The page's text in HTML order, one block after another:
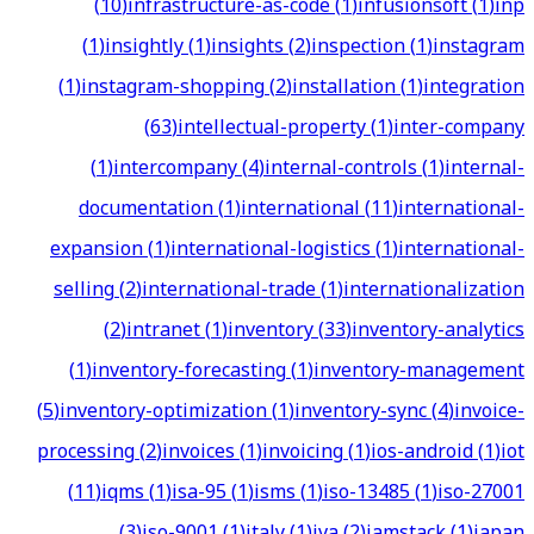
(1)insightly(1)insights(2)inspection(1)instagram
(1)instagram-shopping(2)installation(1)integration
(63)intellectual-property(1)inter-company
(1)intercompany(4)internal-controls(1)internal-
documentation(1)international(11)international-
expansion(1)international-logistics(1)international-
selling(2)international-trade(1)internationalization
(2)intranet(1)inventory(33)inventory-analytics
(1)inventory-forecasting(1)inventory-management
(5)inventory-optimization(1)inventory-sync(4)invoice-
processing(2)invoices(1)invoicing(1)ios-android(1)iot
(11)iqms(1)isa-95(1)isms(1)iso-13485(1)iso-27001